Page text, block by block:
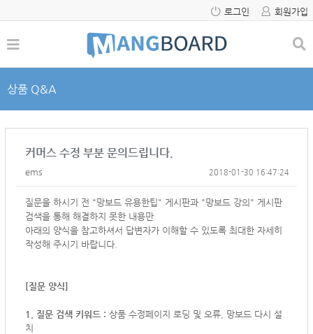
로그인 회원가입
상품 Q&A
커머스 수정 부분 문의드립니다.
ems 2018-01-30 16:47:24
질문을 하시기 전 "망보드 유용한팁" 게시판과 "망보드 강의" 게시판
검색을 통해 해결하지 못한 내용만
아래의 양식을 참고하셔서 답변자가 이해할 수 있도록 최대한 자세히
작성해 주시기 바랍니다.
[질문 양식]
1. 질문 검색 키워드 : 상품 수정페이지 로딩 및 오류, 망보드 다시 설
치